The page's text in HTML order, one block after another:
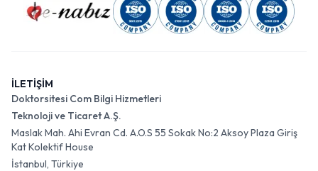
İLETİŞİM
Doktorsitesi Com Bilgi Hizmetleri
Teknoloji ve Ticaret A.Ş.
Maslak Mah. Ahi Evran Cd. A.O.S 55 Sokak No:2 Aksoy Plaza Giriş
Kat Kolektif House
İstanbul, Türkiye